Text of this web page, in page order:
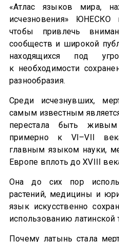
«Атлас языков мира,
исчезновения» ЮНЕСКО
чтобы привлечь
сообществ и широкой
находящихся под
к необходимости
разнообразия.
Среди исчезнувших,
самым известным
перестала быть
примерно к VI–VII
главным языком науки,
Европе вплоть до XVIII
Она до сих пор
растений, медицины и
язык искусственно
использованию латинской
Почему латынь стала